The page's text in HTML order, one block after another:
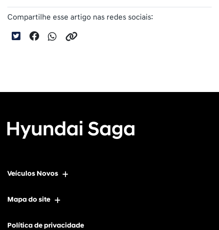
Compartilhe esse artigo nas redes sociais:
Veículos Novos
Mapa do site
Política de privacidade